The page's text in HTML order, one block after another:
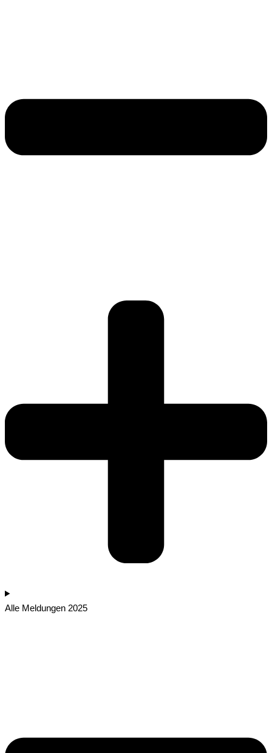
Alle Meldungen 2025